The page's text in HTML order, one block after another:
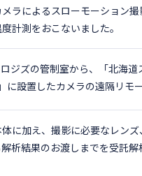
ラによるスローモーション
計測をおこないました。
ジズの管制室から、「北海
設置したカメラの遠隔リモ
に加え、撮影に必要なレン
析結果のお渡しまでを受託